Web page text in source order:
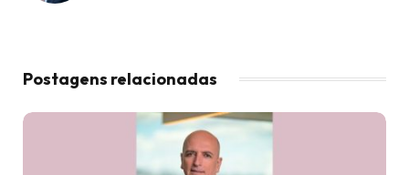
Postagens relacionadas